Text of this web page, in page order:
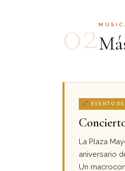
02
EVENTO
La Plaza
aniversario
Un